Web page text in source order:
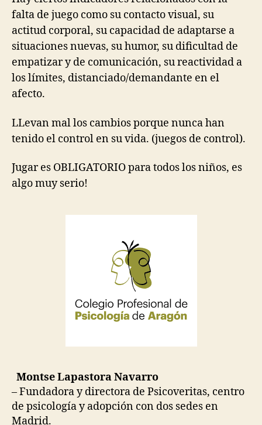
falta de juego como su contacto visual, su
actitud corporal, su capacidad de adaptarse a
situaciones nuevas, su humor, su dificultad de
empatizar y de comunicación, su reactividad a
los límites, distanciado/demandante en el
afecto.
LLevan mal los cambios porque nunca han
tenido el control en su vida. (juegos de control).
Jugar es OBLIGATORIO para todos los niños, es
algo muy serio!
Montse Lapastora Navarro
– Fundadora y directora de Psicoveritas, centro
de psicología y adopción con dos sedes en
Madrid.